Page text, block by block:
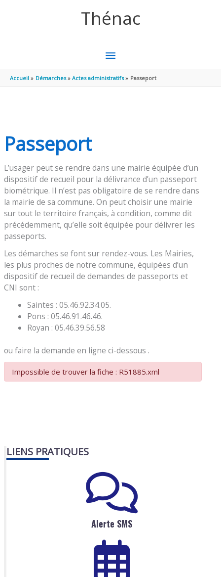
Thénac
MENU
PRINCIPAL
Accueil Démarches Actes administratifs Passeport
Passeport
L’usager peut se rendre dans une mairie équipée d’un
dispositif de recueil pour la délivrance d’un passeport
biométrique. Il n’est pas obligatoire de se rendre dans
la mairie de sa commune. On peut choisir une mairie
sur tout le territoire français, à condition, comme dit
précédemment, qu’elle soit équipée pour délivrer les
passeports.
Les démarches se font sur rendez-vous. Les Mairies,
les plus proches de notre commune, équipées d’un
dispositif de recueil de demandes de passeports et
CNI sont :
Saintes : 05.46.92.34.05.
Pons : 05.46.91.46.46.
Royan : 05.46.39.56.58
ou faire la demande en ligne ci-dessous .
Impossible de trouver la fiche : R51885.xml
LIENS PRATIQUES
Alerte SMS